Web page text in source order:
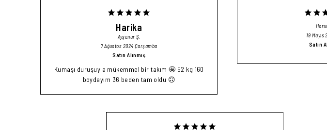
Harika
Ayşenur Ş.
7 Ağustos 2024 Çarşamba
Satın Alınmış
Kumaşı duruşuyla mükemmel bir takım 🤩 52 kg 160
boydayım 36 beden tam oldu 🙃
19 Mayıs
Satın